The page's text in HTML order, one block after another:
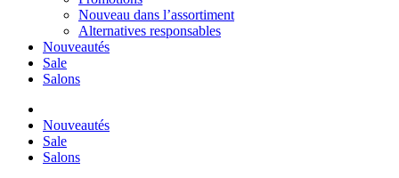
Nouveau dans l’assortiment
Alternatives responsables
Nouveautés
Sale
Salons
Nouveautés
Sale
Salons